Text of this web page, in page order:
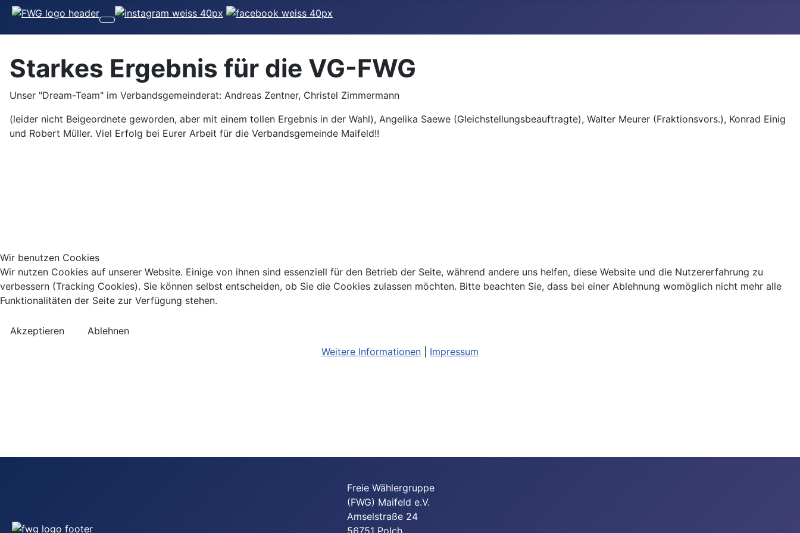
Starkes Ergebnis für die VG-FWG
Unser "Dream-Team" im Verbandsgemeinderat: Andreas Zentner, Christel Zimmermann
(leider nicht Beigeordnete geworden, aber mit einem tollen Ergebnis in der Wahl), Angelika Saewe (Gleichstellungsbeauftragte), Walter Meurer (Fraktionsvors.), Konrad Einig
und Robert Müller. Viel Erfolg bei Eurer Arbeit für die Verbandsgemeinde Maifeld!!
Freie Wählergruppe
(FWG) Maifeld e.V.
Amselstraße 24
56751 Polch
Wir benutzen Cookies
Wir nutzen Cookies auf unserer Website. Einige von ihnen sind essenziell für den Betrieb der Seite, während andere uns helfen, diese Website und die Nutzererfahrung zu
verbessern (Tracking Cookies). Sie können selbst entscheiden, ob Sie die Cookies zulassen möchten. Bitte beachten Sie, dass bei einer Ablehnung womöglich nicht mehr alle
Funktionalitäten der Seite zur Verfügung stehen.
Akzeptieren
Ablehnen
Weitere Informationen
Impressum